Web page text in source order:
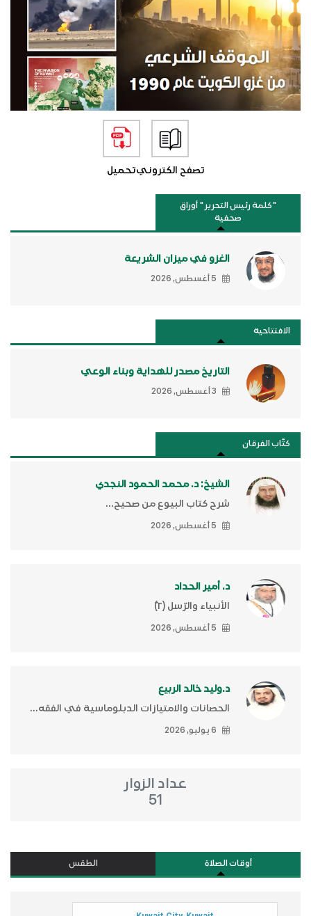
تصفح الكترونيتحميل
"كلمة رئيس التحرير " أوراق
صحفية
الغزو في ميزان الشريعة
5 أغسطس, 2026
الافتتاحية
التاريخ مصدر للهداية وبناء الوعي
3 أغسطس, 2026
كتَّاب الفرقان
الشيخ: د. محمد الحمود النجدي
شرح كتاب البيوع من صحيح...
5 أغسطس, 2026
د. أمير الحداد
الأنبياء والرّسل (٢)ّ
5 أغسطس, 2026
د.وليد خالد الربيع
الحصانات والامتيازات الدبلوماسية في الفقه...
6 يوليو, 2026
عداد الزوار
51
أوقات الصلاة الطقس